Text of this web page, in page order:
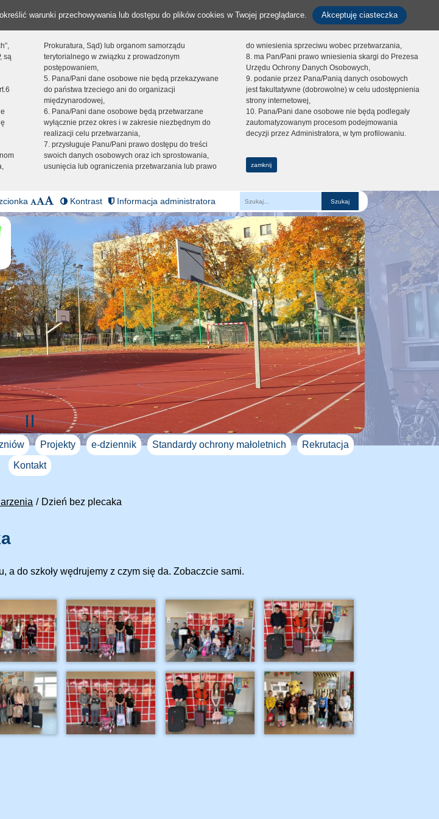
warunki przechowywania lub dostępu do plików cookies w Twojej przeglądarce. Akceptuję ciasteczka
są
Prokuratura, Sąd) lub organom samorządu
terytorialnego w związku z prowadzonym
postępowaniem,
5. Pana/Pani dane osobowe nie będą przekazywane
do państwa trzeciego ani do organizacji
międzynarodowej,
6. Pana/Pani dane osobowe będą przetwarzane
wyłącznie przez okres i w zakresie niezbędnym do
realizacji celu przetwarzania,
7. przysługuje Panu/Pani prawo dostępu do treści
swoich danych osobowych oraz ich sprostowania,
usunięcia lub ograniczenia przetwarzania lub prawo
do wniesienia sprzeciwu wobec przetwarzania,
8. ma Pan/Pani prawo wniesienia skargi do Prezesa
Urzędu Ochrony Danych Osobowych,
9. podanie przez Pana/Panią danych osobowych
jest fakultatywne (dobrowolne) w celu udostępnienia
strony internetowej,
10. Pana/Pani dane osobowe nie będą podlegały
zautomatyzowanym procesom podejmowania
decyzji przez Administratora, w tym profilowaniu.
zamknij
Kontrast Informacja administratora
Fraza
Projekty e-dziennik Standardy ochrony małoletnich
Rekrutacja
Kontakt
Dzień bez plecaka
a do szkoły wędrujemy z czym się da. Zobaczcie sami.